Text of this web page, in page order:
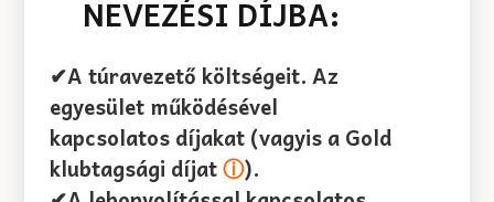
NEVEZÉSI DÍJBA:
✔A túravezető költségeit. Az
egyesület működésével
kapcsolatos díjakat (vagyis a Gold
klubtagsági díjatⓘ).